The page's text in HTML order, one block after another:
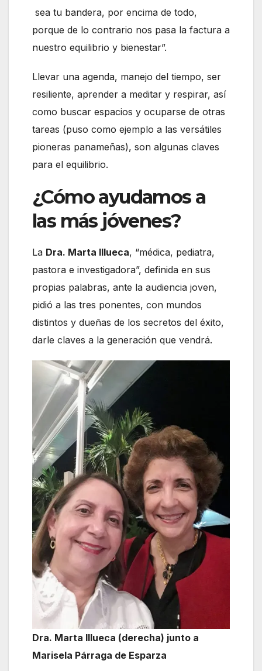
sea tu bandera, por encima de todo,
porque de lo contrario nos pasa la factura a
nuestro equilibrio y bienestar”.
Llevar una agenda, manejo del tiempo, ser
resiliente, aprender a meditar y respirar, así
como buscar espacios y ocuparse de otras
tareas (puso como ejemplo a las versátiles
pioneras panameñas), son algunas claves
para el equilibrio.
¿Cómo ayudamos a
las más jóvenes?
La Dra. Marta Illueca, “médica, pediatra,
pastora e investigadora”, definida en sus
propias palabras, ante la audiencia joven,
pidió a las tres ponentes, con mundos
distintos y dueñas de los secretos del éxito,
darle claves a la generación que vendrá.
Dra. Marta Illueca (derecha) junto a
Marisela Párraga de Esparza